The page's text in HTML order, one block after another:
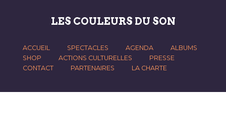
LES COULEURS DU SON
ACCUEIL SPECTACLES AGENDA
ALBUMS
SHOP
ACTIONS CULTURELLES
PRESSE
CONTACT
PARTENAIRES LA CHARTE